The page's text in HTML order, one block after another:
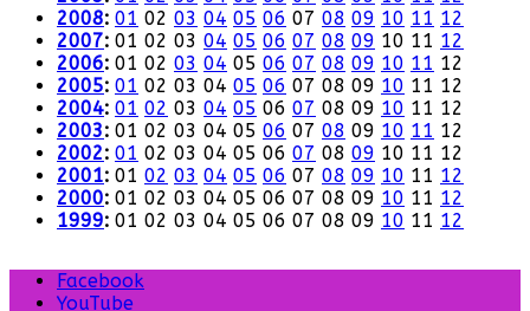
2008: 01 02 03 04 05 06 07 08 09 10 11 12
2007: 01 02 03 04 05 06 07 08 09 10 11 12
2006: 01 02 03 04 05 06 07 08 09 10 11 12
2005: 01 02 03 04 05 06 07 08 09 10 11 12
2004: 01 02 03 04 05 06 07 08 09 10 11 12
2003: 01 02 03 04 05 06 07 08 09 10 11 12
2002: 01 02 03 04 05 06 07 08 09 10 11 12
2001: 01 02 03 04 05 06 07 08 09 10 11 12
2000: 01 02 03 04 05 06 07 08 09 10 11 12
1999: 01 02 03 04 05 06 07 08 09 10 11 12
Facebook
YouTube